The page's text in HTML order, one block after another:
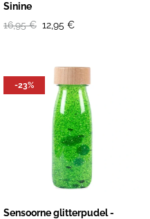
Sinine
16,95 € 12,95 €
-23%
Sensoorne glitterpudel -